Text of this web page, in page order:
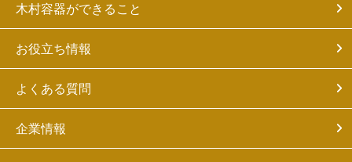
木村容器ができること
お役立ち情報
よくある質問
企業情報